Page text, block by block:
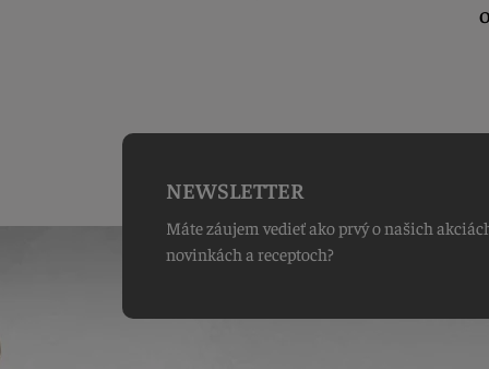
NEWSLETTER
Máte záujem vedieť ako prvý o našich
novinkách a receptoch?